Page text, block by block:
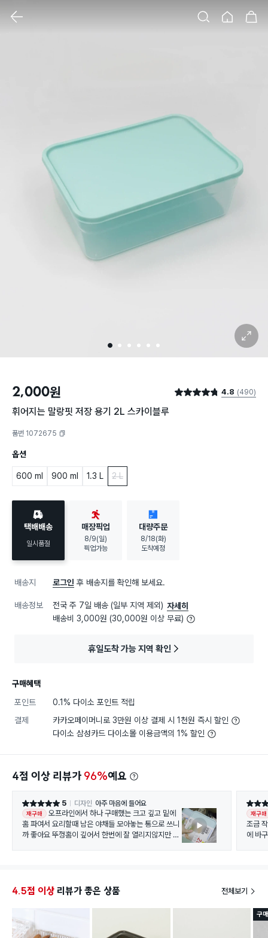
1 2 3 4 5 6
확대 보기
2,000원 별점 4.8점 4.8 (490)
휘어지는 말랑핏 저장 용기 2L 스카이블루
품번 1072675
옵션
600 ml 900 ml 1.3 L 2 L
택배배송
일시품절
매장픽업
8/9(일)
픽업가능
대량주문
8/18(화)
도착예정
배송지 로그인 후 배송지를 확인해 보세요.
배송정보 전국 주 7일 배송 (일부 지역 제외) 자세히
배송비 3,000원 (30,000원 이상 무료)
휴일도착 가능 지역 확인
구매혜택
포인트
0.1% 다이소 포인트 적립
결제
카카오페이머니로 3만원 이상 결제 시 1천원 즉시 할인
다이소 삼성카드 다이소몰 이용금액의 1% 할인
4점 이상 리뷰가 96%예요
별점 5점 5 디자인 아주 마음에 들어요
재구매
오프라인에서 하나 구매했는 크고 깊고 밑에
홈 파여서 요리할때 남은 야채들 모아놓는 통으로 쓰니
까 좋아요 뚜껑홈이 깊어서 한번에 잘 열리지않지만 밀
별점 5
재구매
조금
에 바구니 2개씩 넣고 세워서 사용할수가 없네요..보통
즌 색
아요..
4.5점 이상 리뷰가 좋은 상품 전체보기
구